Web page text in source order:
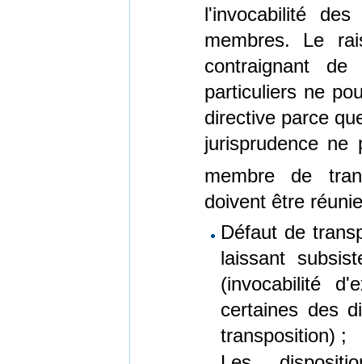
l'invocabilité
membres. Le
contraignant
particuliers ne
directive parce
jurisprudence ne
membre de
doivent être
Défaut de
laissant
(invocabilité
certaines des
transposition) ;